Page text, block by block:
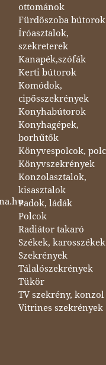
ottománok
Fürdőszoba bútorok
Íróasztalok,
szekreterek
Kanapék,szófák
Kerti bútorok
Komódok,
cipősszekrények
Konyhabútorok
Konyhagépek,
borhűtők
Könyvespolcok,
Könyvszekrények
Konzolasztalok,
kisasztalok
Padok, ládák
Polcok
Radiátor takaró
Székek, karosszékek
Szekrények
Tálalószekrények
Tükör
TV szekrény, konzol
Vitrines szekrények